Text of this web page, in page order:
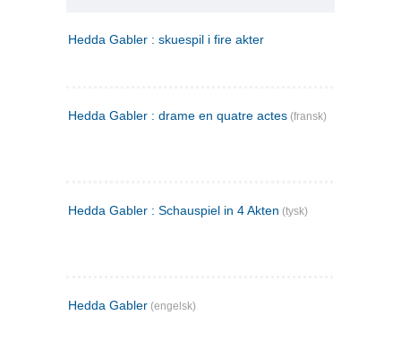
Hedda Gabler : skuespil i fire akter
Hedda Gabler : drame en quatre actes (fransk)
Hedda Gabler : Schauspiel in 4 Akten (tysk)
Hedda Gabler (engelsk)